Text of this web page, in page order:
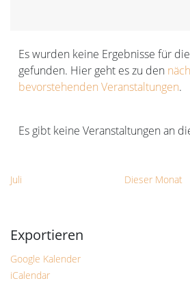
Hinweis
Es wurden keine Ergebnisse für
gefunden. Hier geht es zu den
bevorstehenden Veranstaltungen.
Hinweis
Es gibt keine Veranstaltungen an
Juli Dieser Monat
Google Kalender
iCalendar